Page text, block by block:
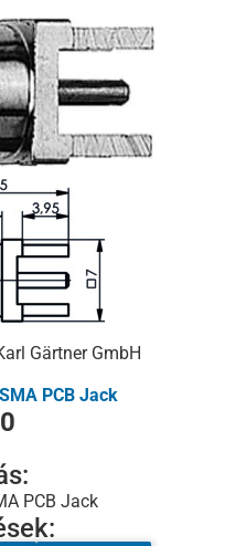
Gärtner GmbH
SMA PCB Jack
PCB Jack